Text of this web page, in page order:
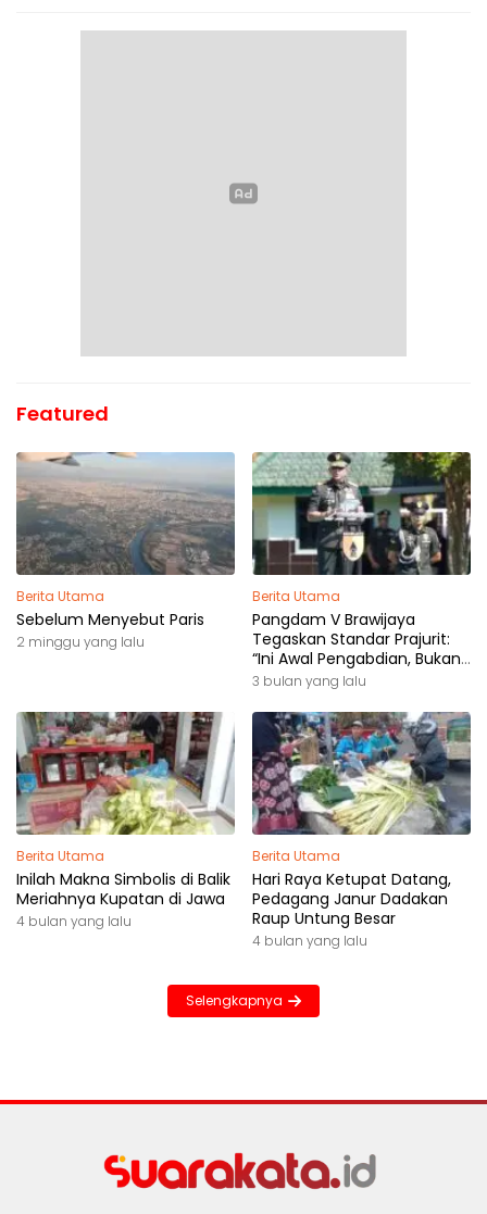
Featured
Berita Utama
Sebelum Menyebut Paris
2 minggu yang lalu
Berita Utama
Pangdam V Brawijaya
Tegaskan Standar Prajurit:
“Ini Awal Pengabdian, Bukan
Akhir Perjalanan”
3 bulan yang lalu
Berita Utama
Inilah Makna Simbolis di Balik
Meriahnya Kupatan di Jawa
4 bulan yang lalu
Berita Utama
Hari Raya Ketupat Datang,
Pedagang Janur Dadakan
Raup Untung Besar
4 bulan yang lalu
Selengkapnya